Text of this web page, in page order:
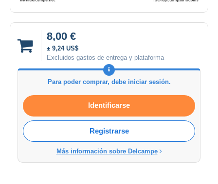
8,00 €
± 9,24 US$
Excluidos gastos de entrega y plataforma
Para poder comprar, debe iniciar sesión.
Identificarse
Registrarse
Más información sobre Delcampe